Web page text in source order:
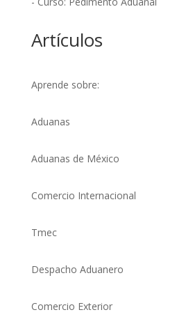
Artículos
Aprende sobre:
Aduanas
Aduanas de México
Comercio Internacional
Tmec
Despacho Aduanero
Comercio Exterior